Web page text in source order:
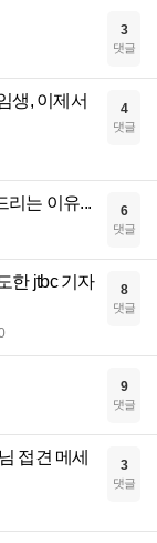
3
댓글
생, 이제서
4
댓글
리는 이유... 6
댓글
한 jtbc 기자
8
댓글
9
댓글
접견 메세
3
댓글